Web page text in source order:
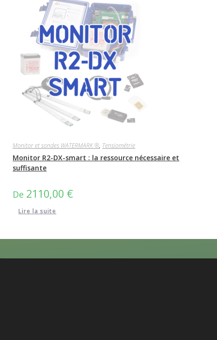
Monitor et sondes WATERMARK ®, Tensiométrie
Monitor R2-DX-smart : la ressource nécessaire et
suffisante
De 2110,00 €
Lire la suite